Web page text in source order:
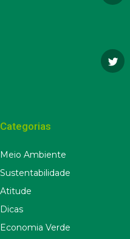
Categorias
Meio Ambiente
Sustentabilidade
Atitude
Dicas
Economia Verde